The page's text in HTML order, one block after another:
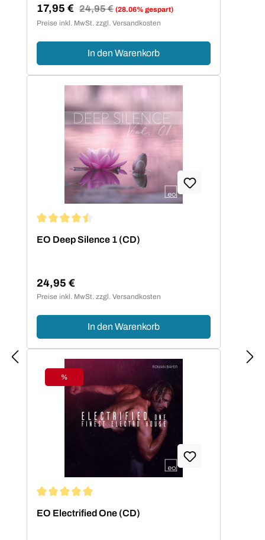
Verkaufspreis:
17,95 € Regulärer Preis:
24,95 € (28.06% gespart)
Preise inkl. MwSt. zzgl. Versandkosten
In den Warenkorb
EO Deep Silence 1 (CD)
Regulärer Preis:
24,95 €
Preise inkl. MwSt. zzgl. Versandkosten
In den Warenkorb
Rabatt
%
EO Electrified One (CD)